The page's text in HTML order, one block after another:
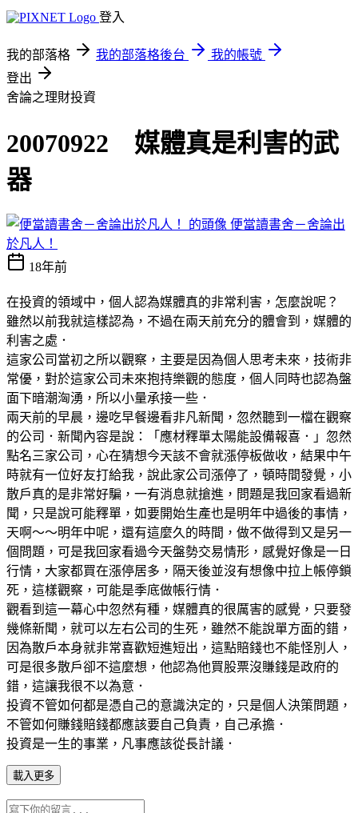
登入
我的部落格 我的部落格後台
我的帳號
登出
舍論之理財投資
20070922 媒體真是利害的武
器
便當讀書舍－舍論出
於凡人！
18年前
在投資的領域中，個人認為媒體真的非常利害，怎麼說呢？
雖然以前我就這樣認為，不過在兩天前充分的體會到，媒體的
利害之處．
這家公司當初之所以觀察，主要是因為個人思考未來，技術非
常優，對於這家公司未來抱持樂觀的態度，個人同時也認為盤
面下暗潮洶湧，所以小量承接一些．
兩天前的早晨，邊吃早餐邊看非凡新聞，忽然聽到一檔在觀察
的公司．新聞內容是說：「應材釋單太陽能設備報喜．」忽然
點名三家公司，心在猜想今天該不會就漲停板做收，結果中午
時就有一位好友打給我，說此家公司漲停了，頓時間發覺，小
散戶真的是非常好騙，一有消息就搶進，問題是我回家看過新
聞，只是說可能釋單，如要開始生產也是明年中過後的事情，
天啊～～明年中呢，還有這麼久的時間，做不做得到又是另一
個問題，可是我回家看過今天盤勢交易情形，感覺好像是一日
行情，大家都買在漲停居多，隔天後並沒有想像中拉上帳停鎖
死，這樣觀察，可能是季底做帳行情．
觀看到這一幕心中忽然有種，媒體真的很厲害的感覺，只要發
幾條新聞，就可以左右公司的生死，雖然不能說單方面的錯，
因為散戶本身就非常喜歡短進短出，這點賠錢也不能怪別人，
可是很多散戶卻不這麼想，他認為他買股票沒賺錢是政府的
錯，這讓我很不以為意．
投資不管如何都是憑自己的意識決定的，只是個人決策問題，
不管如何賺錢賠錢都應該要自己負責，自己承擔．
投資是一生的事業，凡事應該從長計議．
載入更多